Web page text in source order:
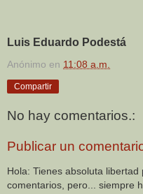
Luis Eduardo Podestá
Anónimo en 11:08 a.m.
Compartir
No hay comentarios.:
Publicar un
Hola: Tienes absoluta libertad
comentarios, pero... siempre